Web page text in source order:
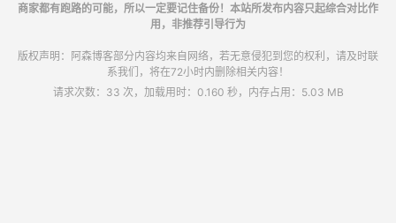
商家都有跑路的可能，所以一定要记住备份！本站所发布内容只起综合对比作
用，非推荐引导行为
版权声明：阿森博客部分内容均来自网络，若无意侵犯到您的权利，请及时联
系我们，将在72小时内删除相关内容！
请求次数：33 次，加载用时：0.160 秒，内存占用：5.03 MB